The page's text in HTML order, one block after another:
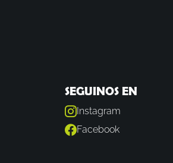
SEGUINOS EN
Instagram
Facebook